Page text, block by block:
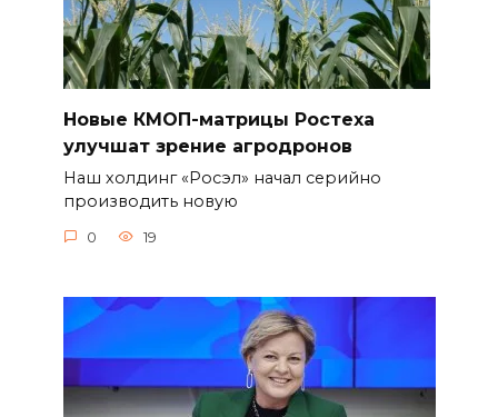
Новые КМОП-матрицы Ростеха
улучшат зрение агродронов
Наш холдинг «Росэл» начал серийно
производить новую
0 19